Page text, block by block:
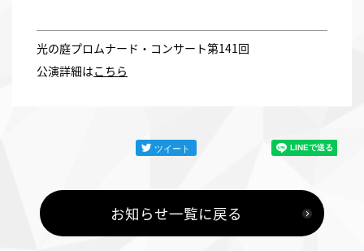
光の庭プロムナード・コンサート第141回
公演詳細はこちら
お知らせ一覧に戻る